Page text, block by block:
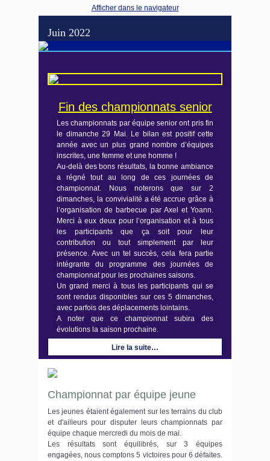
Afficher dans le navigateur
Juin 2022
Fin des championnats senior
Les championnats par équipe senior ont pris fin
le dimanche 29 Mai. Le bilan est positif cette
année avec un plus grand nombre d’équipes
inscrites, une femme et une homme !
Au-delà des bons résultats, la bonne ambiance
a régné tout au long de ces journées de
championnat. Nous noterons que sur 2
dimanches, la convivialité a été accrue grâce à
l’organisation de barbecue par Axel et Yoann.
Merci à eux deux pour l’organisation et à tous
les participants que ça soit pour leur
contribution ou tout simplement par leur
présence. Avec un tel succès, cela fera partie
intégrante du programme des journées de
championnat pour les prochaines saisons.
Un grand merci à tous les participants qui se
sont rendus disponibles sur ces 5 dimanches,
avec parfois des déplacements lointains.
A noter que ce championnat subira des
évolutions la saison prochaine.
Lire la suite…
Championnat par équipe jeune
Les jeunes étaient également sur les terrains du club
et d'ailleurs pour disputer leurs championnats par
équipe chaque mercredi du mois de mai.
Les résultats sont équilibrés, sur 3 équipes
engagées, nous comptons 5 victoires pour 6 défaites.